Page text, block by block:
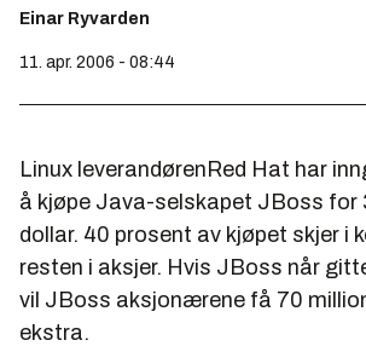
Einar Ryvarden
11. apr. 2006 - 08:44
Linux leverandørenRed Hat har
å kjøpe Java-selskapet JBoss for
dollar. 40 prosent av kjøpet skjer i
resten i aksjer. Hvis JBoss når
vil JBoss aksjonærene få 70
ekstra.